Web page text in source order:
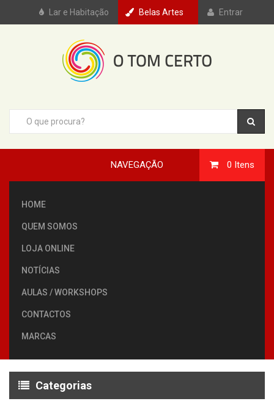
Lar e Habitação Belas Artes Entrar
0 Itens
NAVEGAÇÃO
HOME
QUEM SOMOS
LOJA ONLINE
NOTÍCIAS
AULAS / WORKSHOPS
CONTACTOS
MARCAS
Categorias